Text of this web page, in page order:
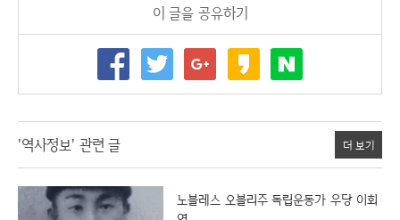
이 글을 공유하기
'역사정보' 관련 글 더 보기
노블레스 오블리주 독립운동가 우당 이회